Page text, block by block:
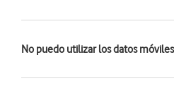
No puedo utilizar los datos